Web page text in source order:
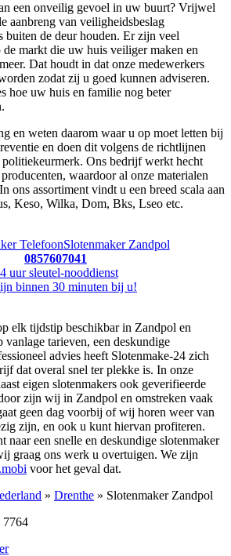
een onveilig gevoel in uw buurt? Vrijwel
aanbreng van veiligheidsbeslag
buiten de deur houden. Er zijn veel
markt die uw huis veiliger maken en
Dat houdt in dat onze medewerkers
zodat zij u goed kunnen adviseren.
hoe uw huis en familie nog beter
en weten daarom waar u op moet letten bij
en doen dit volgens de richtlijnen
Ons bedrijf werkt hecht
waardoor al onze materialen
ons assortiment vindt u een breed scala aan
Keso, Wilka, Dom, Bks, Lseo etc.
Slotenmaker Zandpol
0857607041
uur sleutel-nooddienst
binnen 30 minuten bij u!
elk tijdstip beschikbar in Zandpol en
vanlage tarieven, een deskundige
advies heeft Slotenmake-24 zich
dat overal snel ter plekke is. In onze
eigen slotenmakers ook geverifieerde
zijn wij in Zandpol en omstreken vaak
geen dag voorbij of wij horen weer van
zijn, en ook u kunt hiervan profiteren.
naar een snelle en deskundige slotenmaker
graag ons werk u overtuigen. We zijn
voor het geval dat.
» Drenthe » Slotenmaker Zandpol
7764